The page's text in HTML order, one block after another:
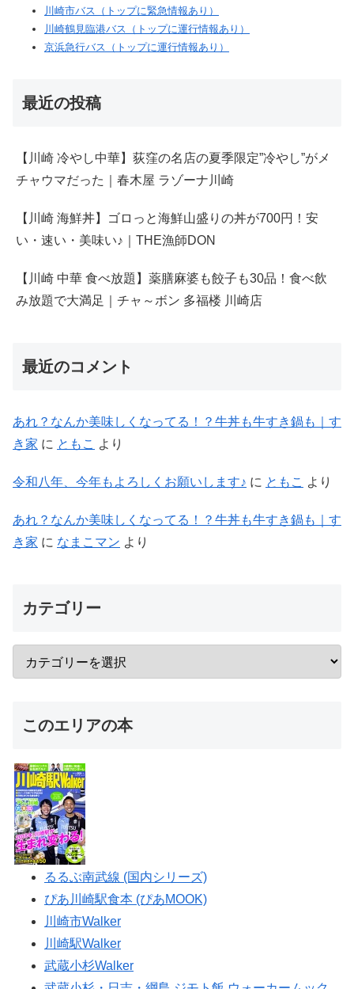
川崎市バス（トップに緊急情報あり）
川崎鶴見臨港バス（トップに運行情報あり）
京浜急行バス（トップに運行情報あり）
最近の投稿
【川崎 冷やし中華】荻窪の名店の夏季限定”冷やし”がメ
チャウマだった｜春木屋 ラゾーナ川崎
【川崎 海鮮丼】ゴロっと海鮮山盛りの丼が700円！安
い・速い・美味い♪｜THE漁師DON
【川崎 中華 食べ放題】薬膳麻婆も餃子も30品！食べ飲
み放題で大満足｜チャ～ボン 多福楼 川崎店
最近のコメント
あれ？なんか美味しくなってる！？牛丼も牛すき鍋も｜す
き家 に ともこ より
令和八年、今年もよろしくお願いします♪ に ともこ より
あれ？なんか美味しくなってる！？牛丼も牛すき鍋も｜す
き家 に なまこマン より
カテゴリー
このエリアの本
るるぶ南武線 (国内シリーズ)
ぴあ川崎駅食本 (ぴあMOOK)
川崎市Walker
川崎駅Walker
武蔵小杉Walker